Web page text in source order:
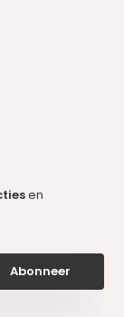
en
Abonneer